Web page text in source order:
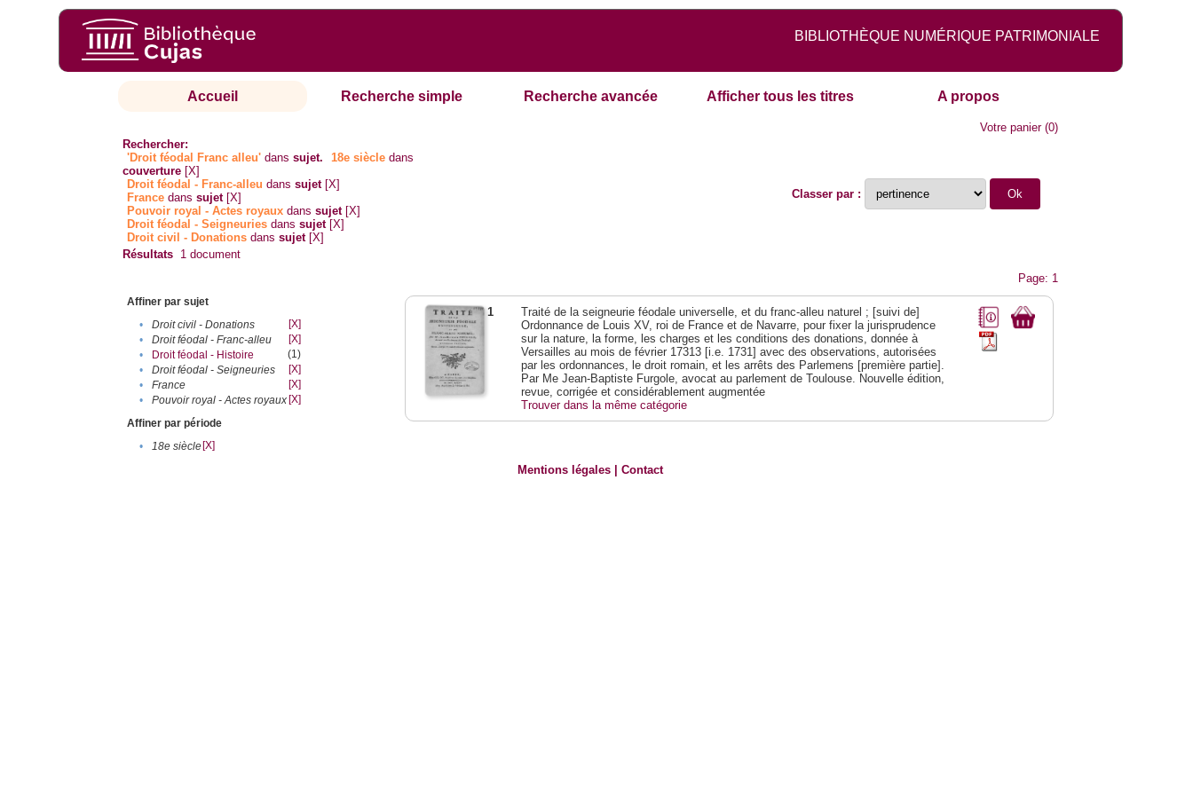
BIBLIOTHÈQUE NUMÉRIQUE PATRIMONIALE
Accueil Recherche simple Recherche avancée Afficher tous les titres A propos
Votre panier(0)
Rechercher:
'Droit féodal Franc alleu' danssujet. 18e siècle dans
couverture [X]
Droit féodal - Franc-alleu‎ danssujet [X]
France danssujet [X]
Pouvoir royal - Actes royaux danssujet [X]
Droit féodal - Seigneuries danssujet [X]
Droit civil - Donations danssujet [X]
Classer par :
Résultats 1 document
Page: 1
Affiner par sujet
•
Droit civil - Donations
[X]
•
Droit féodal - Franc-alleu‎
[X]
•
Droit féodal - Histoire
(1)
•
Droit féodal - Seigneuries
[X]
•
France
[X]
•
Pouvoir royal - Actes royaux [X]
Affiner par période
•
18e siècle[X]
1
Traité de la seigneurie féodale universelle, et du franc-alleu naturel ; [suivi de]
Ordonnance de Louis XV, roi de France et de Navarre, pour fixer la jurisprudence
sur la nature, la forme, les charges et les conditions des donations, donnée à
Versailles au mois de février 17313 [i.e. 1731] avec des observations, autorisées
par les ordonnances, le droit romain, et les arrêts des Parlemens [première partie].
Par Me Jean-Baptiste Furgole, avocat au parlement de Toulouse. Nouvelle édition,
revue, corrigée et considérablement augmentée
Trouver dans la même catégorie
Mentions légales |Contact